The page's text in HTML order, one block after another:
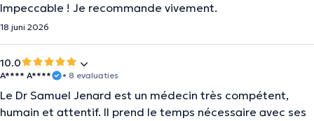
Impeccable ! Je recommande vivement.
18 juni 2026
10.0
A**** A**** • 8 evaluaties
Le Dr Samuel Jenard est un médecin très compétent,
humain et attentif. Il prend le temps nécessaire avec ses